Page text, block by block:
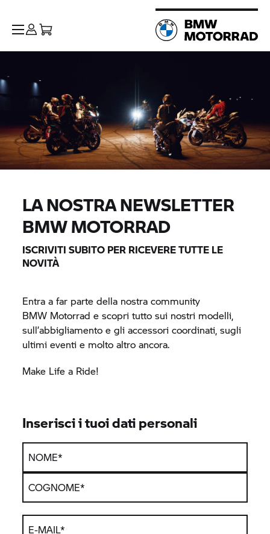
LA NOSTRA NEWSLETTER
BMW MOTORRAD
ISCRIVITI SUBITO PER RICEVERE TUTTE LE
NOVITÀ
Entra a far parte della nostra community
BMW Motorrad e scopri tutto sui nostri modelli,
sull’abbigliamento e gli accessori coordinati, sugli
ultimi eventi e molto altro ancora.
Make Life a Ride!
Inserisci i tuoi dati personali
NOME*
COGNOME*
E-MAIL*